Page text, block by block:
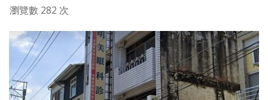
瀏覽數 282 次